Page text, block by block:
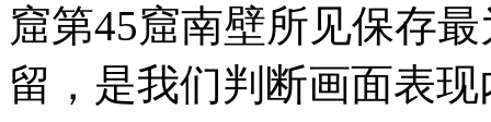
窟第45窟南壁所见保存
留，是我们判断画面表